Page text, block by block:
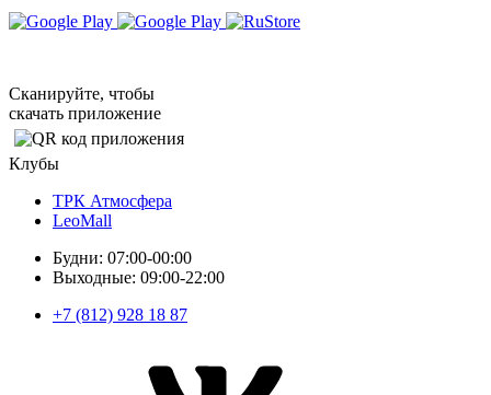
Сканируйте, чтобы
скачать приложение
Клубы
ТРК Атмосфера
LeoMall
Будни: 07:00-00:00
Выходные: 09:00-22:00
+7 (812) 928 18 87